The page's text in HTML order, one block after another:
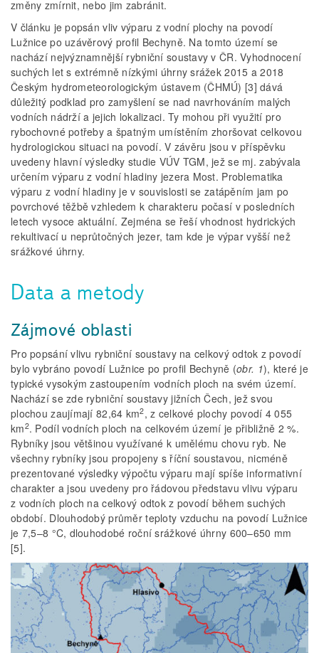
změny zmírnit, nebo jim zabránit.
V článku je popsán vliv výparu z vodní plochy na povodí
Lužnice po uzávěrový profil Bechyně. Na tomto území se
nachází nejvýznamnější rybniční soustavy v ČR. Vyhodnocení
suchých let s extrémně nízkými úhrny srážek 2015 a 2018
Českým hydrometeorologickým ústavem (ČHMÚ) [3] dává
důležitý podklad pro zamyšlení se nad navrhováním malých
vodních nádrží a jejich lokalizaci. Ty mohou při využití pro
rybochovné potřeby a špatným umístěním zhoršovat celkovou
hydrologickou situaci na povodí. V závěru jsou v příspěvku
uvedeny hlavní výsledky studie VÚV TGM, jež se mj. zabývala
určením výparu z vodní hladiny jezera Most. Problematika
výparu z vodní hladiny je v souvislosti se zatápěním jam po
povrchové těžbě vzhledem k charakteru počasí v posledních
letech vysoce aktuální. Zejména se řeší vhodnost hydrických
rekultivací u neprůtočných jezer, tam kde je výpar vyšší než
srážkové úhrny.
Data a metody
Zájmové oblasti
Pro popsání vlivu rybniční soustavy na celkový odtok z povodí
bylo vybráno povodí Lužnice po profil Bechyně (obr. 1), které je
typické vysokým zastoupením vodních ploch na svém území.
Nachází se zde rybniční soustavy jižních Čech, jež svou
plochou zaujímají 82,64 km2, z celkové plochy povodí 4 055
km2. Podíl vodních ploch na celkovém území je přibližně 2 %.
Rybníky jsou většinou využívané k umělému chovu ryb. Ne
všechny rybníky jsou propojeny s říční soustavou, nicméně
prezentované výsledky výpočtu výparu mají spíše informativní
charakter a jsou uvedeny pro řádovou představu vlivu výparu
z vodních ploch na celkový odtok z povodí během suchých
období. Dlouhodobý průměr teploty vzduchu na povodí Lužnice
je 7,5–8 °C, dlouhodobé roční srážkové úhrny 600–650 mm
[5].